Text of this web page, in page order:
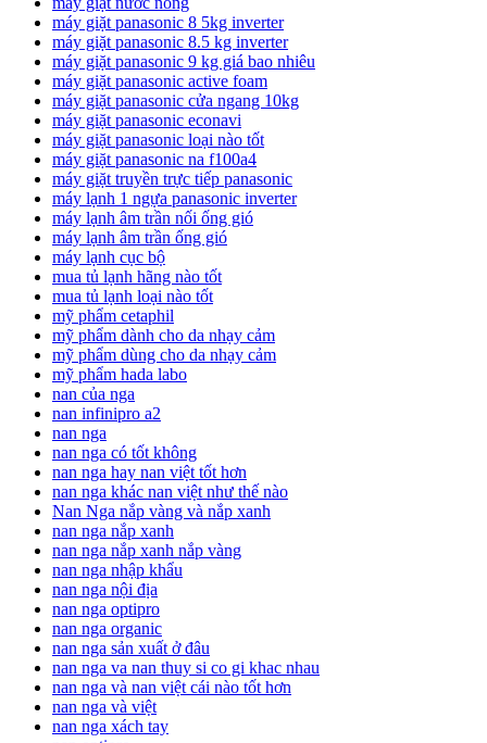
máy giặt panasonic 8 5kg inverter
máy giặt panasonic 8.5 kg inverter
máy giặt panasonic 9 kg giá bao nhiêu
máy giặt panasonic active foam
máy giặt panasonic cửa ngang 10kg
máy giặt panasonic econavi
máy giặt panasonic loại nào tốt
máy giặt panasonic na f100a4
máy giặt truyền trực tiếp panasonic
máy lạnh 1 ngựa panasonic inverter
máy lạnh âm trần nối ống gió
máy lạnh âm trần ống gió
máy lạnh cục bộ
mua tủ lạnh hãng nào tốt
mua tủ lạnh loại nào tốt
mỹ phẩm cetaphil
mỹ phẩm dành cho da nhạy cảm
mỹ phẩm dùng cho da nhạy cảm
mỹ phẩm hada labo
nan của nga
nan infinipro a2
nan nga
nan nga có tốt không
nan nga hay nan việt tốt hơn
nan nga khác nan việt như thế nào
Nan Nga nắp vàng và nắp xanh
nan nga nắp xanh
nan nga nắp xanh nắp vàng
nan nga nhập khẩu
nan nga nội địa
nan nga optipro
nan nga organic
nan nga sản xuất ở đâu
nan nga va nan thuy si co gi khac nhau
nan nga và nan việt cái nào tốt hơn
nan nga và việt
nan nga xách tay